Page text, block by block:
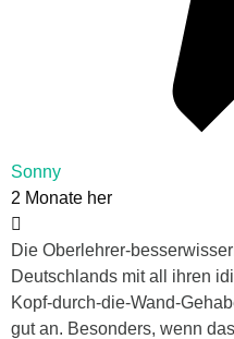
Sonny
2 Monate her
Die Oberlehrer-
Deutschlands mit all ihren
Kopf-durch-die-Wand-
gut an. Besonders, wenn